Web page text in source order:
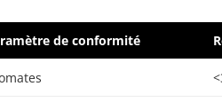
de conformité